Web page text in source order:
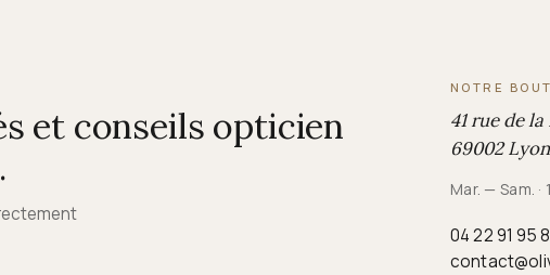
et conseils opticien
NOTRE
41 rue de
69002 Lyon
Mar. — Sam. ·
04 22 91 95